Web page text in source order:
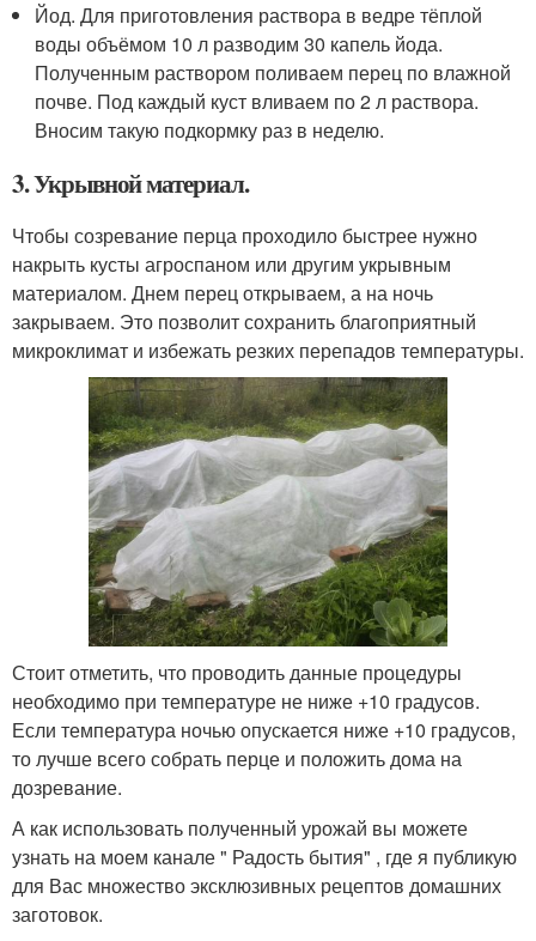
Йод. Для приготовления раствора в ведре тёплой
воды объёмом 10 л разводим 30 капель йода.
Полученным раствором поливаем перец по влажной
почве. Под каждый куст вливаем по 2 л раствора.
Вносим такую подкормку раз в неделю.
3. Укрывной материал.
Чтобы созревание перца проходило быстрее нужно
накрыть кусты агроспаном или другим укрывным
материалом. Днем перец открываем, а на ночь
закрываем. Это позволит сохранить благоприятный
микроклимат и избежать резких перепадов температуры.
Стоит отметить, что проводить данные процедуры
необходимо при температуре не ниже +10 градусов.
Если температура ночью опускается ниже +10 градусов,
то лучше всего собрать перце и положить дома на
дозревание.
А как использовать полученный урожай вы можете
узнать на моем канале " Радость бытия" , где я публикую
для Вас множество эксклюзивных рецептов домашних
заготовок.